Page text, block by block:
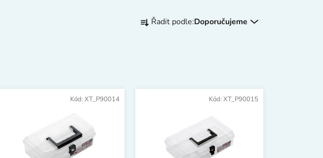
a
p
Řadit podle:Doporučujeme
Kód: XT_P90014 Kód: XT_P90015